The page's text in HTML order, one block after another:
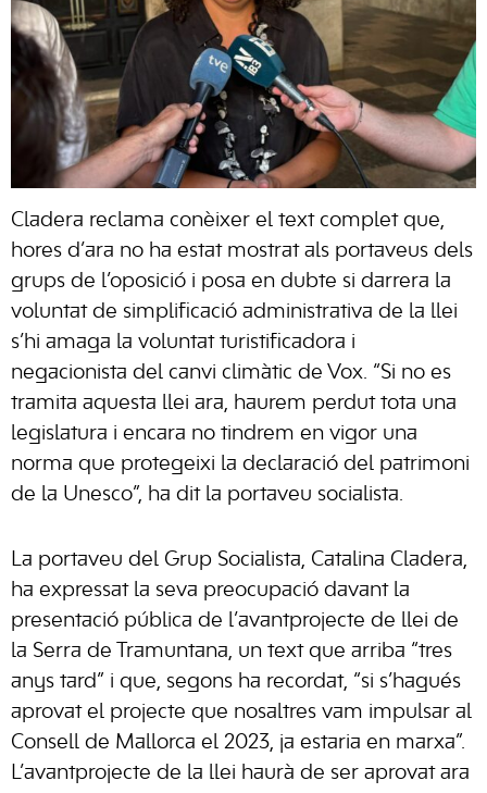
Cladera reclama conèixer el text complet que,
hores d’ara no ha estat mostrat als portaveus dels
grups de l’oposició i posa en dubte si darrera la
voluntat de simplificació administrativa de la llei
s’hi amaga la voluntat turistificadora i
negacionista del canvi climàtic de Vox. “Si no es
tramita aquesta llei ara, haurem perdut tota una
legislatura i encara no tindrem en vigor una
norma que protegeixi la declaració del patrimoni
de la Unesco”, ha dit la portaveu socialista.
La portaveu del Grup Socialista, Catalina Cladera,
ha expressat la seva preocupació davant la
presentació pública de l’avantprojecte de llei de
la Serra de Tramuntana, un text que arriba “tres
anys tard” i que, segons ha recordat, “si s’hagués
aprovat el projecte que nosaltres vam impulsar al
Consell de Mallorca el 2023, ja estaria en marxa”.
L’avantprojecte de la llei haurà de ser aprovat ara